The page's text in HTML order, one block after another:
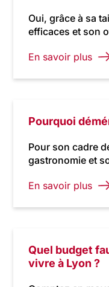
Oui, grâce à sa
efficaces et son
En savoir plus
Pourquoi
Pour son cadre
gastronomie et
En savoir plus
Quel budget
vivre à Lyon ?